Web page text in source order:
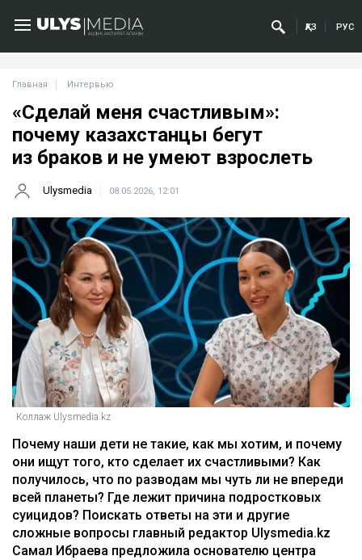
ҚАЗ РУС
Главная Интервью
«Сделай меня счастливым»:
почему казахстанцы бегут
из браков и не умеют взрослеть
Ulysmedia 08.05.2026, 12:01
Коллаж Ulysmedia.kz
Почему наши дети не такие, как мы хотим, и почему
они ищут того, кто сделает их счастливыми? Как
получилось, что по разводам мы чуть ли не впереди
всей планеты? Где лежит причина подростковых
суицидов? Поискать ответы на эти и другие
сложные вопросы главный редактор Ulysmedia.kz
Самал Ибраева предложила основателю центра